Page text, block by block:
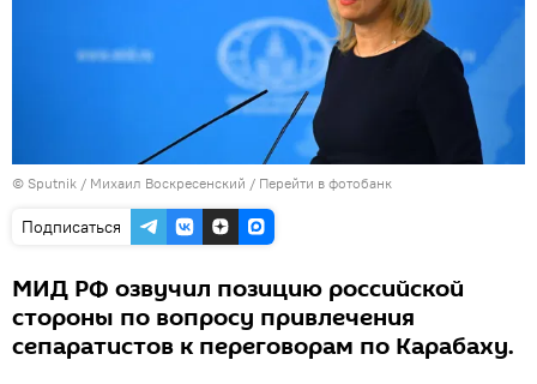
© Sputnik / Михаил Воскресенский / Перейти в фотобанк
Подписаться
МИД РФ озвучил позицию российской
стороны по вопросу привлечения
сепаратистов к переговорам по Карабаху.